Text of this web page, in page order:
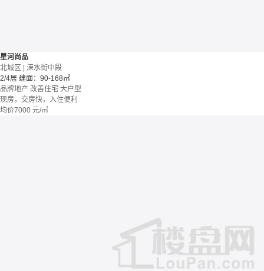
星河尚品
北城区 | 涑水街中段
2/4居 建面：90-168㎡
品牌地产 改善住宅 大户型
现房，交房快，入住便利
均价7000 元/㎡